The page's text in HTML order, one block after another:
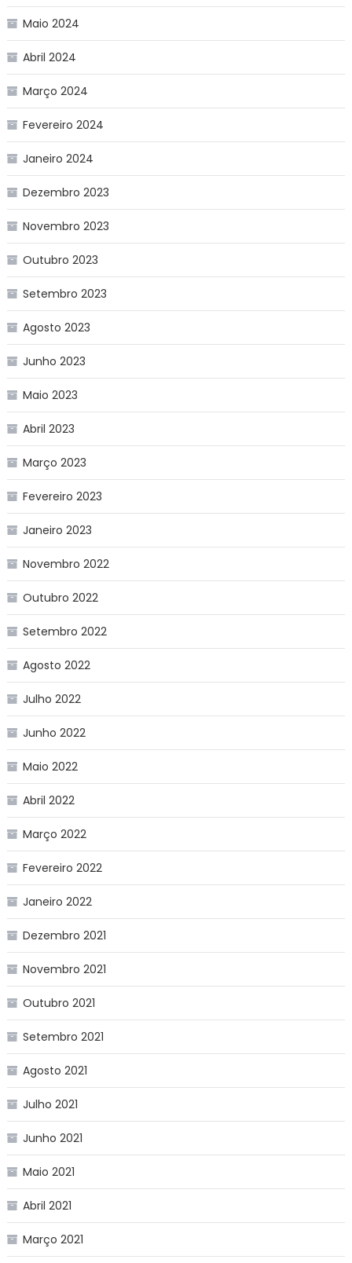
Maio 2024
Abril 2024
Março 2024
Fevereiro 2024
Janeiro 2024
Dezembro 2023
Novembro 2023
Outubro 2023
Setembro 2023
Agosto 2023
Junho 2023
Maio 2023
Abril 2023
Março 2023
Fevereiro 2023
Janeiro 2023
Novembro 2022
Outubro 2022
Setembro 2022
Agosto 2022
Julho 2022
Junho 2022
Maio 2022
Abril 2022
Março 2022
Fevereiro 2022
Janeiro 2022
Dezembro 2021
Novembro 2021
Outubro 2021
Setembro 2021
Agosto 2021
Julho 2021
Junho 2021
Maio 2021
Abril 2021
Março 2021